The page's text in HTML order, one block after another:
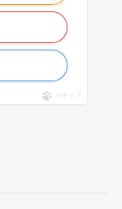
ポチップ